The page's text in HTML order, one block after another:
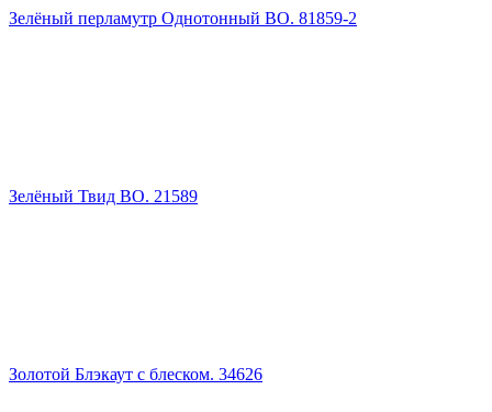
Зелёный перламутр Однотонный ВО. 81859-2
Зелёный Твид ВО. 21589
Золотой Блэкаут с блеском. 34626